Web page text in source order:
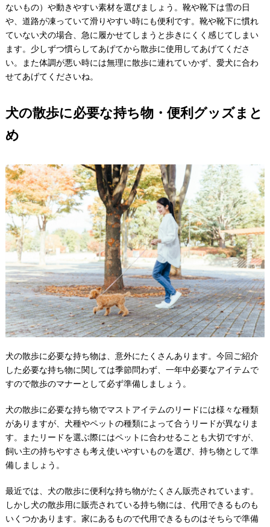
ないもの）や動きやすい素材を選びましょう。靴や靴下は雪の日
や、道路が凍っていて滑りやすい時にも便利です。靴や靴下に慣れ
ていない犬の場合、急に履かせてしまうと歩きにくく感じてしまい
ます。少しずつ慣らしてあげてから散歩に使用してあげてくださ
い。また体調が悪い時には無理に散歩に連れていかず、愛犬に合わ
せてあげてくださいね。
犬の散歩に必要な持ち物・便利グッズまと
め
犬の散歩に必要な持ち物は、意外にたくさんあります。今回ご紹介
した必要な持ち物に関しては季節問わず、一年中必要なアイテムで
すので散歩のマナーとして必ず準備しましょう。
犬の散歩に必要な持ち物でマストアイテムのリードには様々な種類
がありますが、犬種やペットの種類によって合うリードが異なりま
す。またリードを選ぶ際にはペットに合わせることも大切ですが、
飼い主の持ちやすさも考え使いやすいものを選び、持ち物として準
備しましょう。
最近では、犬の散歩に便利な持ち物がたくさん販売されています。
しかし犬の散歩用に販売されている持ち物には、代用できるものも
いくつかあります。家にあるもので代用できるものはそちらで準備